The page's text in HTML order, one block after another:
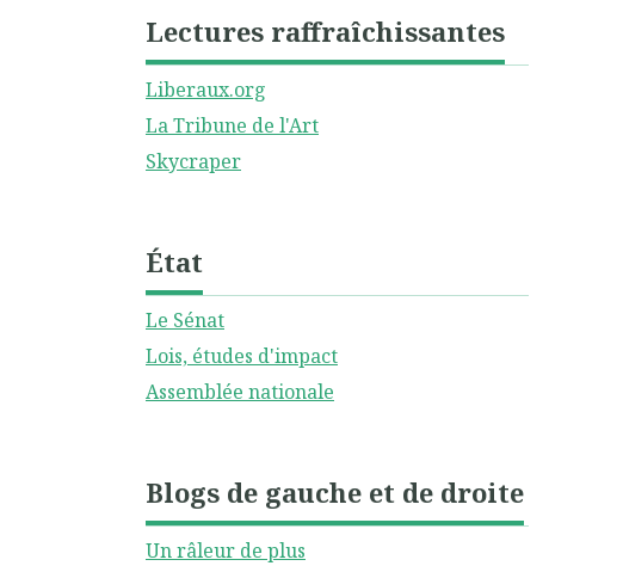
Lectures raffraîchissantes
Liberaux.org
La Tribune de l'Art
Skycraper
État
Le Sénat
Lois, études d'impact
Assemblée nationale
Blogs de gauche et de droite
Un râleur de plus